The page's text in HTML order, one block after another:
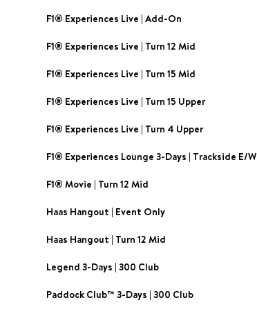
F1® Experiences Live | Add-On
F1® Experiences Live | Turn 12 Mid
F1® Experiences Live | Turn 15 Mid
F1® Experiences Live | Turn 15 Upper
F1® Experiences Live | Turn 4 Upper
F1® Experiences Lounge 3-Days | Trackside E/W
F1® Movie | Turn 12 Mid
Haas Hangout | Event Only
Haas Hangout | Turn 12 Mid
Legend 3-Days | 300 Club
Paddock Club™ 3-Days | 300 Club